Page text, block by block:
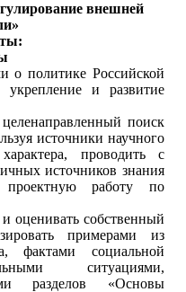
внешней
»
ополитике Российской
и развитие
поиск
источники научного
проводить с
источников знания
проектную работу по
оценивать собственный
примерами из
фактами социальной
ситуациями,
разделов «Основы